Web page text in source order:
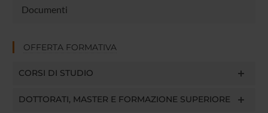
Documenti
OFFERTA FORMATIVA
CORSI DI STUDIO
DOTTORATI, MASTER E FORMAZIONE SUPERIORE